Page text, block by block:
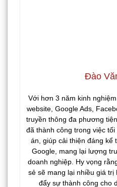
Đào
Với hơn 3 năm kinh
website, Google Ads,
truyền thông đa phương
đã thành công trong việc
án, giúp cải thiện đáng kể
Google, mang lại lượng
doanh nghiệp. Hy vọng
sẻ sẽ mang lại nhiều giá
đẩy sự thành công cho